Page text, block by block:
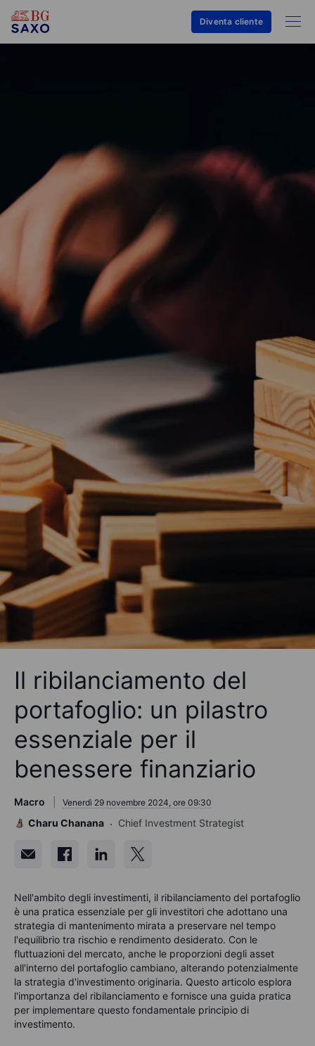
Diventa cliente
Il ribilanciamento del
portafoglio: un pilastro
essenziale per il
benessere finanziario
Macro Venerdì 29 novembre 2024, ore 09:30
Charu Chanana Chief Investment Strategist
Nell'ambito degli investimenti, il ribilanciamento del portafoglio
è una pratica essenziale per gli investitori che adottano una
strategia di mantenimento mirata a preservare nel tempo
l'equilibrio tra rischio e rendimento desiderato. Con le
fluttuazioni del mercato, anche le proporzioni degli asset
all'interno del portafoglio cambiano, alterando potenzialmente
la strategia d'investimento originaria. Questo articolo esplora
l'importanza del ribilanciamento e fornisce una guida pratica
per implementare questo fondamentale principio di
investimento.